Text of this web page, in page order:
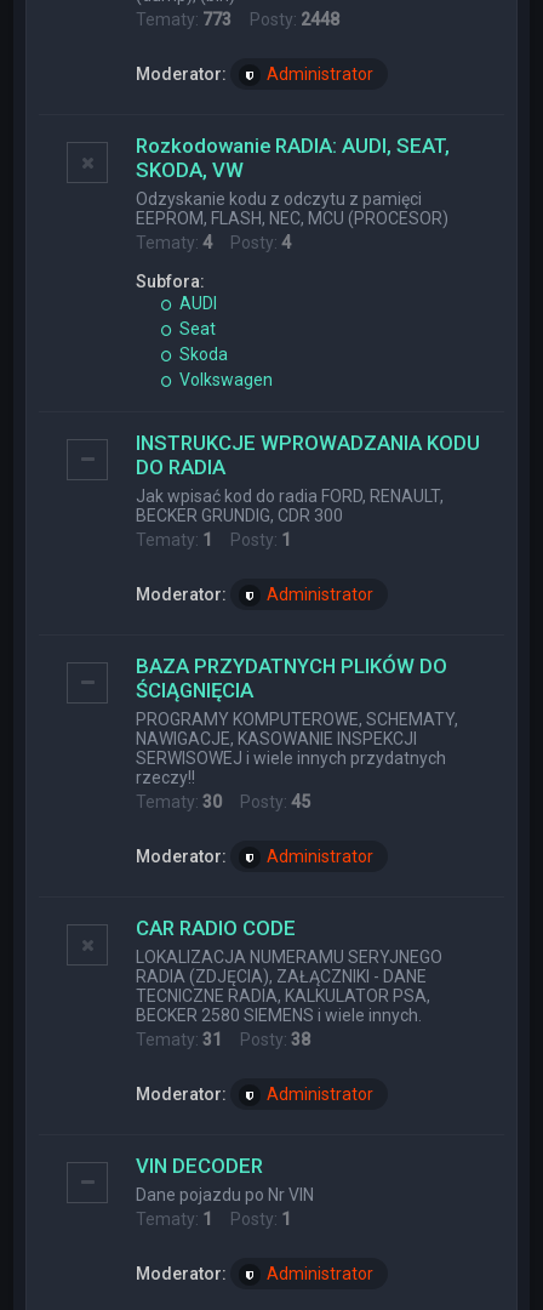
Tematy: 773 Posty: 2448
Moderator: Administrator
Rozkodowanie RADIA: AUDI, SEAT,
SKODA, VW
Odzyskanie kodu z odczytu z pamięci
EEPROM, FLASH, NEC, MCU (PROCESOR)
Tematy:4Posty:4
Subfora:
AUDI
Seat
Skoda
Volkswagen
INSTRUKCJE WPROWADZANIA KODU
DO RADIA
Jak wpisać kod do radia FORD, RENAULT,
BECKER GRUNDIG, CDR 300
Tematy: 1 Posty: 1
Moderator: Administrator
BAZA PRZYDATNYCH PLIKÓW DO
ŚCIĄGNIĘCIA
PROGRAMY KOMPUTEROWE, SCHEMATY,
NAWIGACJE, KASOWANIE INSPEKCJI
SERWISOWEJ i wiele innych przydatnych
rzeczy!!
Tematy:30 Posty:45
Moderator: Administrator
CAR RADIO CODE
LOKALIZACJA NUMERAMU SERYJNEGO
RADIA (ZDJĘCIA), ZAŁĄCZNIKI - DANE
TECNICZNE RADIA, KALKULATOR PSA,
BECKER 2580 SIEMENS i wiele innych.
Tematy:31 Posty:38
Moderator: Administrator
VIN DECODER
Dane pojazdu po Nr VIN
Tematy: 1 Posty: 1
Moderator: Administrator